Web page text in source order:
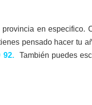
en especifico.
pensado hacer tu
92.
También puedes